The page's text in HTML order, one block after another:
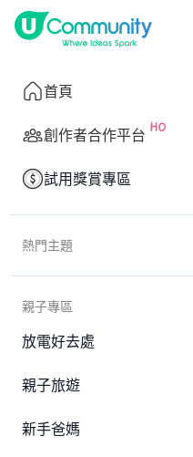
首頁
創作者合作平台
試用獎賞專區
熱門主題
親子專區
放電好去處
親子旅遊
新手爸媽